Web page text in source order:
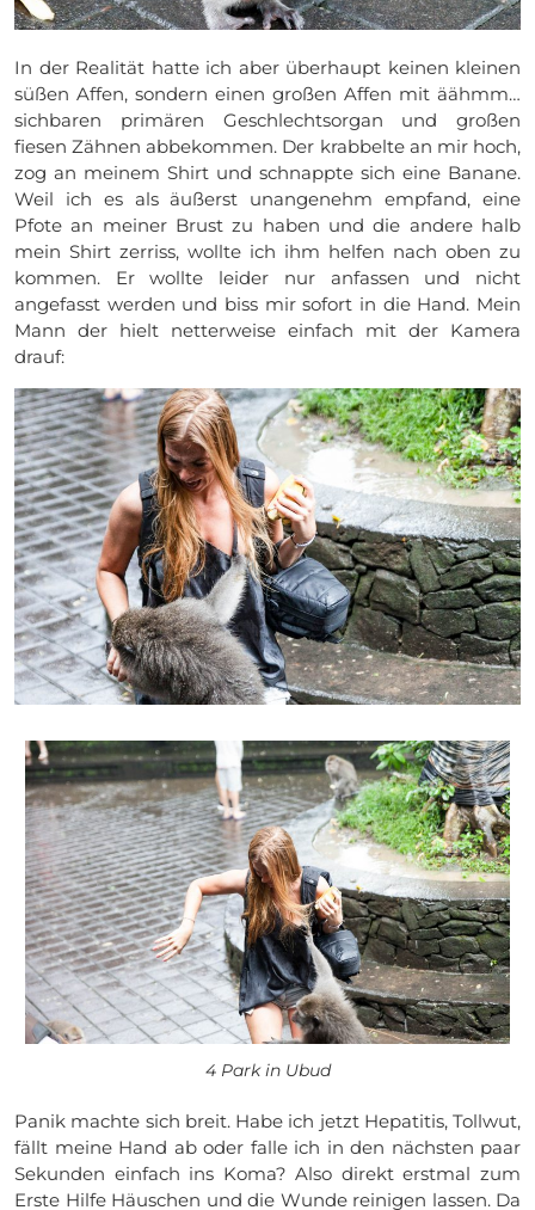
In der Realität hatte ich aber überhaupt keinen kleinen
süßen Affen, sondern einen großen Affen mit äähmm…
sichbaren primären Geschlechtsorgan und großen
fiesen Zähnen abbekommen. Der krabbelte an mir hoch,
zog an meinem Shirt und schnappte sich eine Banane.
Weil ich es als äußerst unangenehm empfand, eine
Pfote an meiner Brust zu haben und die andere halb
mein Shirt zerriss, wollte ich ihm helfen nach oben zu
kommen. Er wollte leider nur anfassen und nicht
angefasst werden und biss mir sofort in die Hand. Mein
Mann der hielt netterweise einfach mit der Kamera
drauf:
4 Park in Ubud
Panik machte sich breit. Habe ich jetzt Hepatitis, Tollwut,
fällt meine Hand ab oder falle ich in den nächsten paar
Sekunden einfach ins Koma? Also direkt erstmal zum
Erste Hilfe Häuschen und die Wunde reinigen lassen. Da